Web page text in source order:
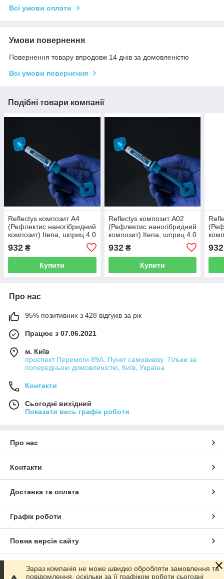
Всі умови оплати
Умови повернення
Повернення товару впродовж 14 днів за домовленістю
Всі умови повернення
Подібні товари компанії
Reflectys композит А4
(Рефлектис наногібридний
композит) Itena, шприц 4.0
932 ₴
Купити
Reflectys композит А02
(Рефлектис наногібридний
композит) Itena, шприц 4.0
932₴
Купити
932
Про нас
95% позитивних з 428 відгуків за рік
Працює з 07.06.2021
м. Київ
проспект Перемоги 89А. Пункт самовивізу. Тільки за
попередньою домовленістю, Київ, Україна
Контакти
Сьогодні вихідний
Показати весь графік роботи
Про нас
Контакти
Доставка та оплата
Графік роботи
Повна версія сайту
Сайт створено на маркетплейсі Prom.ua
Зараз компанія не може швидко обробляти замовлення та
повідомлення, оскільки за її графіком роботи сьогодні